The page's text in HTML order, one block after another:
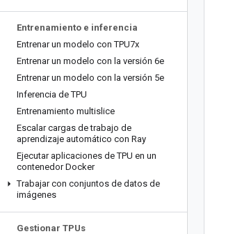
Entrenamiento e inferencia
Entrenar un modelo con TPU7x
Entrenar un modelo con la versión 6e
Entrenar un modelo con la versión 5e
Inferencia de TPU
Entrenamiento multislice
Escalar cargas de trabajo de
aprendizaje automático con Ray
Ejecutar aplicaciones de TPU en un
contenedor Docker
Trabajar con conjuntos de datos de
imágenes
Gestionar TPUs